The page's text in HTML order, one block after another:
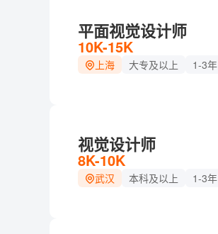
平面视觉设计师
10K-15K
上海 大专及以上 1-3年
视觉设计师
8K-10K
武汉 本科及以上 1-3年